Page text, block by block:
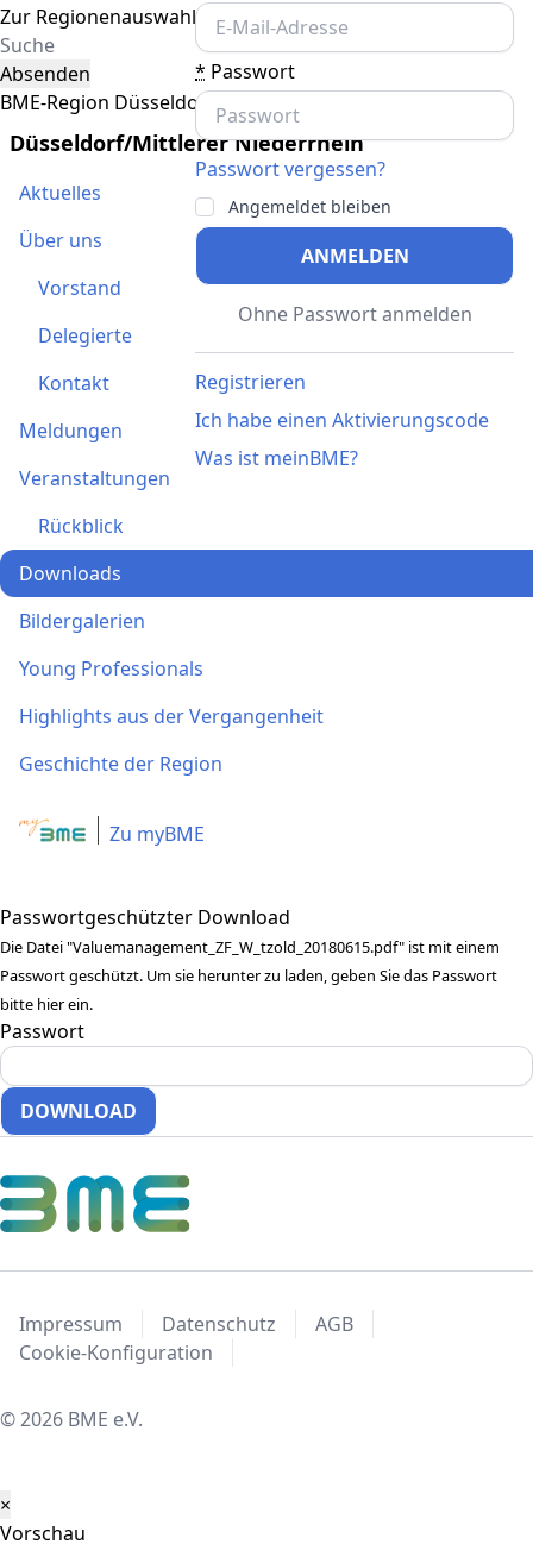
* Passwort
Passwort vergessen?
Angemeldet bleiben
ANMELDEN
Ohne Passwort anmelden
Registrieren
Ich habe einen Aktivierungscode
Was ist meinBME?
Zur Regionenauswahl
Absenden
BME-Region Düsseldorf/Mittlerer Niederrhein
Düsseldorf/Mittlerer Niederrhein
Aktuelles
Über uns
Vorstand
Delegierte
Kontakt
Meldungen
Veranstaltungen
Rückblick
Downloads
Bildergalerien
Young Professionals
Highlights aus der Vergangenheit
Geschichte der Region
Zu myBME
Passwortgeschützter Download
Die Datei "Valuemanagement_ZF_W_tzold_20180615.pdf" ist mit einem
Passwort geschützt. Um sie herunter zu laden, geben Sie das Passwort
bitte hier ein.
Passwort
Impressum Datenschutz
AGB
Cookie-Konfiguration
© 2026 BME e.V.
×
Vorschau